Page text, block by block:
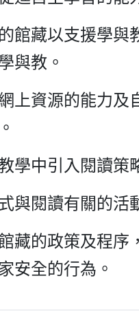
館藏以支援學與
與教。
上資源的能力及
學中引入閱讀策
與閱讀有關的活
藏的政策及程序
安全的行為。